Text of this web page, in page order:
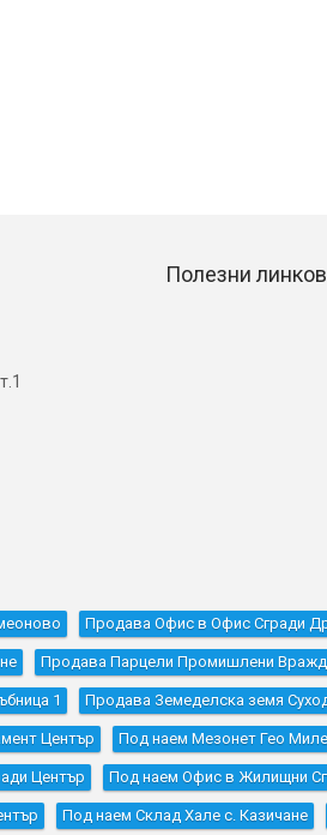
Полезни
Продава Офис в Офис Сгради
Продава Парцели Промишлени
1 Продава Земеделска земя
Център Под наем Мезонет Гео
Център Под наем Офис в Жилищни
Под наем Склад Хале с. Казичане